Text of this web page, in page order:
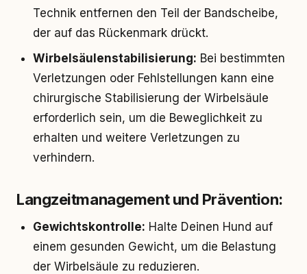
Technik entfernen den Teil der Bandscheibe,
der auf das Rückenmark drückt.
Wirbelsäulenstabilisierung: Bei bestimmten
Verletzungen oder Fehlstellungen kann eine
chirurgische Stabilisierung der Wirbelsäule
erforderlich sein, um die Beweglichkeit zu
erhalten und weitere Verletzungen zu
verhindern.
Langzeitmanagement und Prävention:
Gewichtskontrolle: Halte Deinen Hund auf
einem gesunden Gewicht, um die Belastung
der Wirbelsäule zu reduzieren.